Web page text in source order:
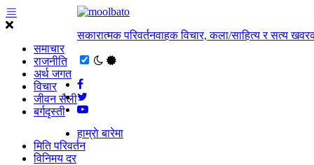
समाचार
राजनीति
अर्थ जगत
विचार
जीवन सैली
बर्गदृस्ती
सकारात्मक परिवर्तनवाहक विचार, कला/साहित्य र सत्य
हाम्राे बारेमा
मिति परिवर्तन
विनिमय दर